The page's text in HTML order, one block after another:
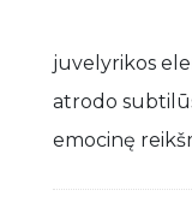
juvelyrikos
atrodo
emocinę